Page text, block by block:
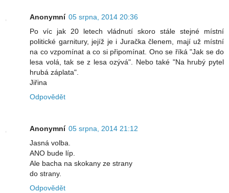
Anonymní 05 srpna, 2014 20:36
Po víc jak 20 letech vládnutí skoro stále stejné místní
politické garnitury, jejíž je i Juračka členem, mají už místní
na co vzpomínat a co si připomínat. Ono se říká "Jak se do
lesa volá, tak se z lesa ozývá". Nebo také "Na hrubý pytel
hrubá záplata".
Jiřina
Odpovědět
Anonymní 05 srpna, 2014 21:12
Jasná volba.
ANO bude líp.
Ale bacha na skokany ze strany
do strany.
Odpovědět